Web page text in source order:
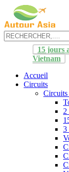
15 jours
Vietnam
Accueil
Circuits
2
3